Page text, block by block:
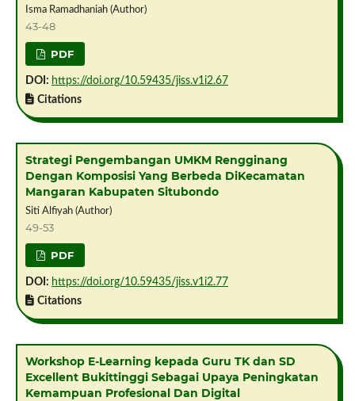
Isma Ramadhaniah (Author)
43-48
PDF
DOI: https://doi.org/10.59435/jiss.v1i2.67
Citations
Strategi Pengembangan UMKM Rengginang
Dengan Komposisi Yang Berbeda DiKecamatan
Mangaran Kabupaten Situbondo
Siti Alfiyah (Author)
49-53
PDF
DOI: https://doi.org/10.59435/jiss.v1i2.77
Citations
Workshop E-Learning kepada Guru TK dan SD
Excellent Bukittinggi Sebagai Upaya Peningkatan
Kemampuan Profesional Dan Digital